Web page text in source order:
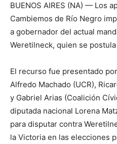
BUENOS AIRES (NA) — Los
Cambiemos de Río Negro
a gobernador del actual
Weretilneck, quien se
El recurso fue presentado
Alfredo Machado (UCR),
y Gabriel Arias (Coalición
diputada nacional Lorena
para disputar contra
la Victoria en las elecciones